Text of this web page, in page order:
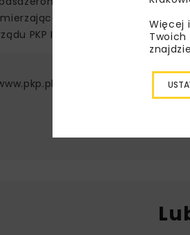
do uczynienia PKP
PKP Intercity S.A.
Więcej